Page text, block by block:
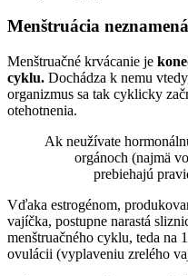
Menštruácia
Menštruačné krvácanie je
cyklu. Dochádza k nemu
organizmus sa tak cyklicky
otehotnenia.
Ak neužívate
orgánoch (najmä
prebiehajú
Vďaka estrogénom,
vajíčka, postupne narastá
menštruačného cyklu, teda na
ovulácii (vyplaveniu zrelého